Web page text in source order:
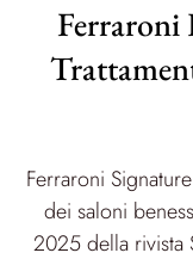
Ferraroni
Ferraroni
dei saloni
2025 della rivista